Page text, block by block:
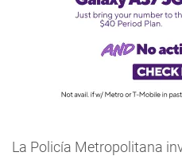
La Policía Metropolitana